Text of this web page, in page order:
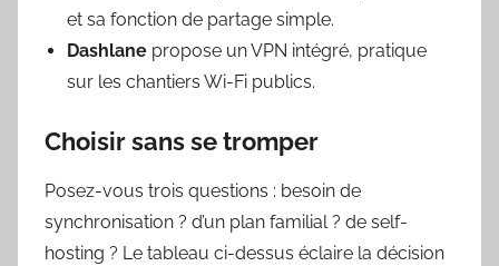
et sa fonction de partage simple.
Dashlane propose un VPN intégré, pratique
sur les chantiers Wi-Fi publics.
Choisir sans se tromper
Posez-vous trois questions : besoin de
synchronisation ? d’un plan familial ? de self-
hosting ? Le tableau ci-dessus éclaire la décision